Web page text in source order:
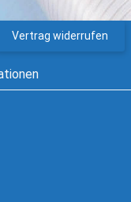
Vertrag widerrufen